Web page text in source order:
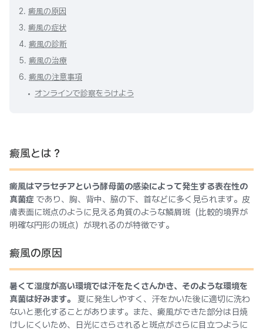
2. 癜風の原因
3. 癜風の症状
4. 癜風の診断
5. 癜風の治療
6. 癜風の注意事項
オンラインで診察をうけよう
癜風とは？
癜風はマラセチアという酵母菌の感染によって発生する表在性の
真菌症 であり、胸、背中、脇の下、首などに多く見られます。皮
膚表面に斑点のように見える角質のような鱗屑斑（比較的境界が
明確な円形の斑点）が現れるのが特徴です。
癜風の原因
暑くて湿度が高い環境では汗をたくさんかき、そのような環境を
真菌は好みます。
夏に発生しやすく、汗をかいた後に適切に洗わ
ないと悪化することがあります。また、癜風ができた部分は日焼
けしにくいため、日光にさらされると斑点がさらに目立つように